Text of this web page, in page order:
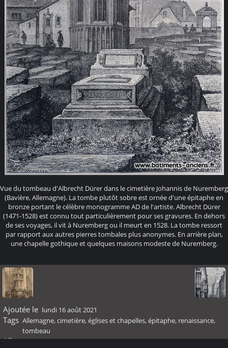
Vue du tombeau d'Albrecht Dürer dans le cimetière Johannis de Nuremberg
(Bavière, Allemagne). La tombe plutôt sobre est ornée d'une épitaphe en
bronze portant le célèbre monogramme AD de l'artiste. Albrecht Dürer
(1471-1528) est connu tout particulièrement pour ses gravures. En dehors
de ses voyages, il vit à Nuremberg ou il meurt en 1528. La tombe ressort
par rapport aux autres pierres tombales plus anonymes. En arrière plan,
une chapelle gothique et quelques maisons modeste de Nuremberg.
Ajoutée le lundi 16 août 2021
Tags Allemagne,cimetière,églises et chapelles,épitaphe, renaissance,
tombeau
Albums Renaissance